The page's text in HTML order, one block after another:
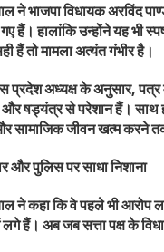
ने भाजपा विधायक अरविंद
हैं। हालांकि उन्होंने यह भी
हैं तो मामला अत्यंत गंभीर है।
प्रदेश अध्यक्ष के अनुसार, पत्र में
और षड्यंत्र से परेशान हैं।
सामाजिक जीवन खत्म करने
और पुलिस पर साधा निशाना
ने कहा कि वे पहले भी आरोप
लगे हैं। अब जब सत्ता पक्ष के